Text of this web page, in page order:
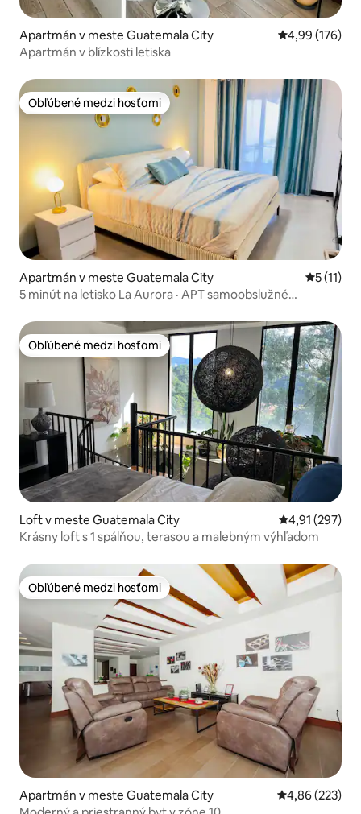
Apartmán v meste Guatemala City Priemerné
4,99 (176)
Apartmán v blízkosti letiska
Obľúbené medzi hosťami
Obľúbené medzi hosťami
Apartmán v meste Guatemala City
5 (11)
5 minút na letisko La Aurora · APT samoobslužné
Obľúbené medzi hosťami
Obľúbené medzi hosťami
Loft v meste Guatemala City Priemerné
4,91 (297)
Krásny loft s 1 spálňou, terasou a malebným výhľadom
Obľúbené medzi hosťami
Obľúbené medzi hosťami
Apartmán v meste Guatemala City Priemerné
4,86 (223)